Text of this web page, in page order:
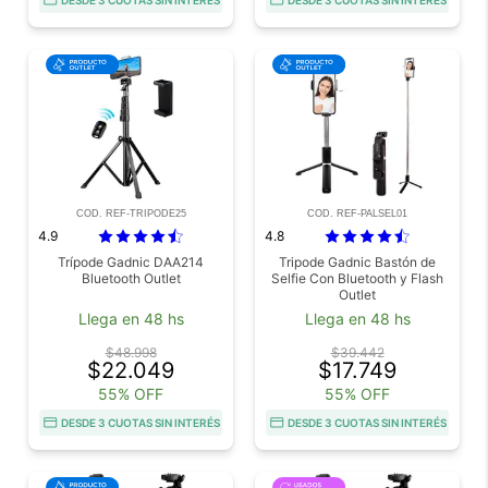
COD. REF-TRIPODE25
4.9
Trípode Gadnic DAA214
Bluetooth Outlet
Llega en 48 hs
$48.998
$22.049
55% OFF
DESDE 3 CUOTAS SIN INTERÉS
COD. REF-PALSEL01
4.8
Tripode Gadnic Bastón de
Selfie Con Bluetooth y Flash
Outlet
Llega en 48 hs
$39.442
$17.749
55% OFF
DESDE 3 CUOTAS SIN INTERÉS